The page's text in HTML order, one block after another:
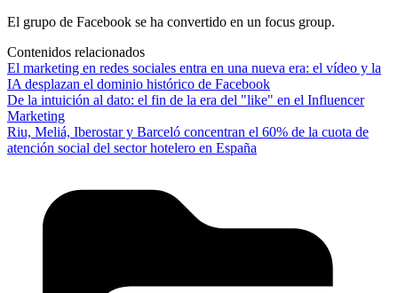
El grupo de Facebook se ha convertido en un focus group.
Contenidos relacionados
El marketing en redes sociales entra en una nueva era: el vídeo y la
IA desplazan el dominio histórico de Facebook
De la intuición al dato: el fin de la era del "like" en el Influencer
Marketing
Riu, Meliá, Iberostar y Barceló concentran el 60% de la cuota de
atención social del sector hotelero en España